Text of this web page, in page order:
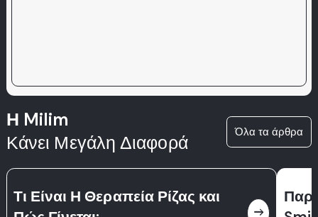
Η Milim
Κάνει Μεγάλη Διαφορά
Όλα τα άρθρα
Τι Είναι Η Θεραπεία Ρίζας και
east